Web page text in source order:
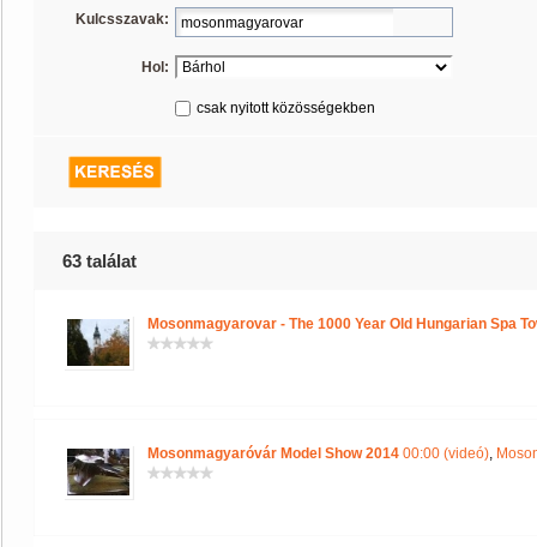
Kulcsszavak:
Hol:
csak nyitott közösségekben
63 találat
Mosonmagyarovar - The 1000 Year Old Hungarian Spa
Mosonmagyaróvár Model Show 2014 00:00 (videó),